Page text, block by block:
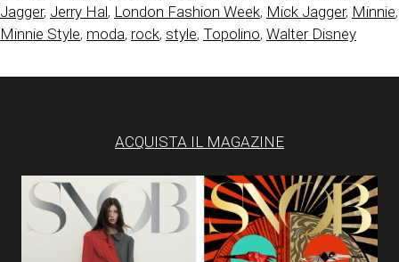
Jagger, Jerry Hal, London Fashion Week, Mick Jagger, Minnie,
Minnie Style, moda, rock, style, Topolino, Walter Disney
ACQUISTA IL MAGAZINE